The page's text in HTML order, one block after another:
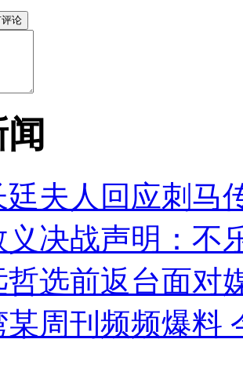
廷夫人回应刺马
义决战声明：不
哲选前返台面对
某周刊频频爆料